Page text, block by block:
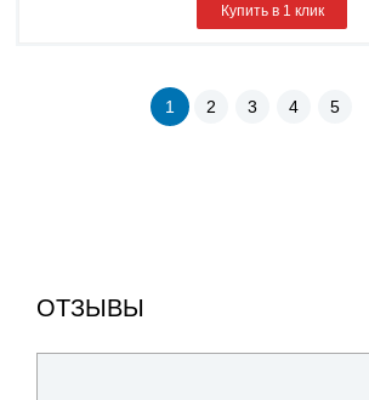
Купить в 1 клик
1 2 3 4 5
ОТЗЫВЫ